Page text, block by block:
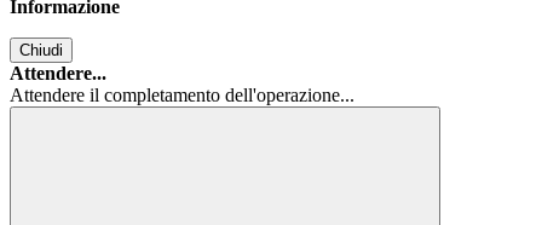
Informazione
Chiudi
Attendere...
Attendere il completamento dell'operazione...